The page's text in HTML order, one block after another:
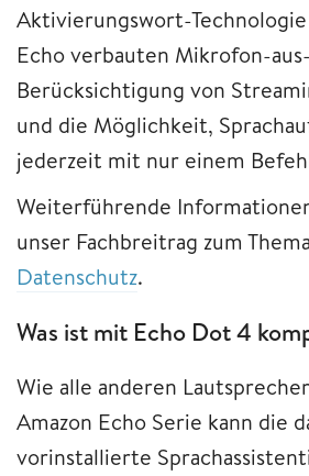
Aktivierungswort-
Echo verbauten Mikrofon-
Berücksichtigung von
und die Möglichkeit,
jederzeit mit nur einem
Weiterführende
unser Fachbreitrag zum
Datenschutz.
Was ist mit Echo Dot 4
Wie alle anderen
Amazon Echo Serie kann die
vorinstallierte